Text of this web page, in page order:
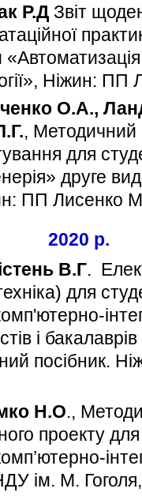
Р.ДЗвіт
Ніжин:
О.А.,
, Методичний
для
друге
ПП Лисенко
2020 р.
В.Г.
для
і
посібник.
Н.О.,
проекту для
ім. М.